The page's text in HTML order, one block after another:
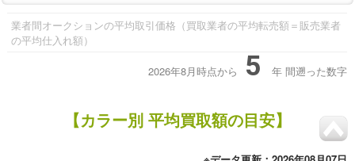
業者間オークションの平均取引価格（買取業者の平均転売額＝販売業者
の平均仕入れ額）
2026年8月時点から 5 年 間遡った数字
【カラー別 平均買取額の目安】